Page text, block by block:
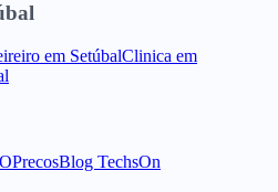
em SetúbalClinica em
PrecosBlog TechsOn